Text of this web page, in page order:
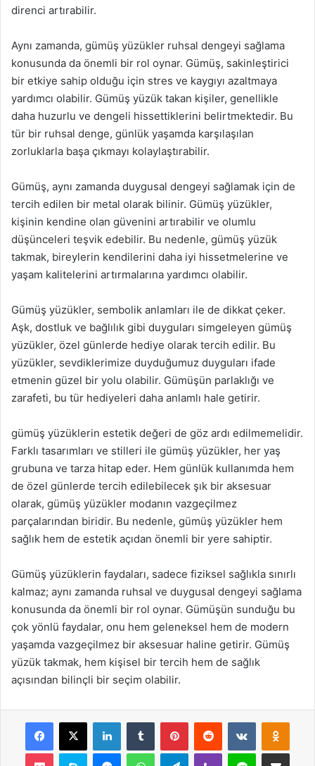
direnci artırabilir.
Aynı zamanda, gümüş yüzükler ruhsal dengeyi sağlama
konusunda da önemli bir rol oynar. Gümüş, sakinleştirici
bir etkiye sahip olduğu için stres ve kaygıyı azaltmaya
yardımcı olabilir. Gümüş yüzük takan kişiler, genellikle
daha huzurlu ve dengeli hissettiklerini belirtmektedir. Bu
tür bir ruhsal denge, günlük yaşamda karşılaşılan
zorluklarla başa çıkmayı kolaylaştırabilir.
Gümüş, aynı zamanda duygusal dengeyi sağlamak için de
tercih edilen bir metal olarak bilinir. Gümüş yüzükler,
kişinin kendine olan güvenini artırabilir ve olumlu
düşünceleri teşvik edebilir. Bu nedenle, gümüş yüzük
takmak, bireylerin kendilerini daha iyi hissetmelerine ve
yaşam kalitelerini artırmalarına yardımcı olabilir.
Gümüş yüzükler, sembolik anlamları ile de dikkat çeker.
Aşk, dostluk ve bağlılık gibi duyguları simgeleyen gümüş
yüzükler, özel günlerde hediye olarak tercih edilir. Bu
yüzükler, sevdiklerimize duyduğumuz duyguları ifade
etmenin güzel bir yolu olabilir. Gümüşün parlaklığı ve
zarafeti, bu tür hediyeleri daha anlamlı hale getirir.
gümüş yüzüklerin estetik değeri de göz ardı edilmemelidir.
Farklı tasarımları ve stilleri ile gümüş yüzükler, her yaş
grubuna ve tarza hitap eder. Hem günlük kullanımda hem
de özel günlerde tercih edilebilecek şık bir aksesuar
olarak, gümüş yüzükler modanın vazgeçilmez
parçalarından biridir. Bu nedenle, gümüş yüzükler hem
sağlık hem de estetik açıdan önemli bir yere sahiptir.
Gümüş yüzüklerin faydaları, sadece fiziksel sağlıkla sınırlı
kalmaz; aynı zamanda ruhsal ve duygusal dengeyi sağlama
konusunda da önemli bir rol oynar. Gümüşün sunduğu bu
çok yönlü faydalar, onu hem geleneksel hem de modern
yaşamda vazgeçilmez bir aksesuar haline getirir. Gümüş
yüzük takmak, hem kişisel bir tercih hem de sağlık
açısından bilinçli bir seçim olabilir.
Facebook
X LinkedInTumblr PinterestReddit VKontakte
Pocket Skype MessengerWhatsAppTelegramViber Line E-Posta ile